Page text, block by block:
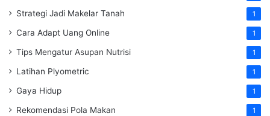
Strategi Jadi Makelar Tanah 1
Cara Adapt Uang Online 1
Tips Mengatur Asupan Nutrisi 1
Latihan Plyometric 1
Gaya Hidup 1
Rekomendasi Pola Makan 1